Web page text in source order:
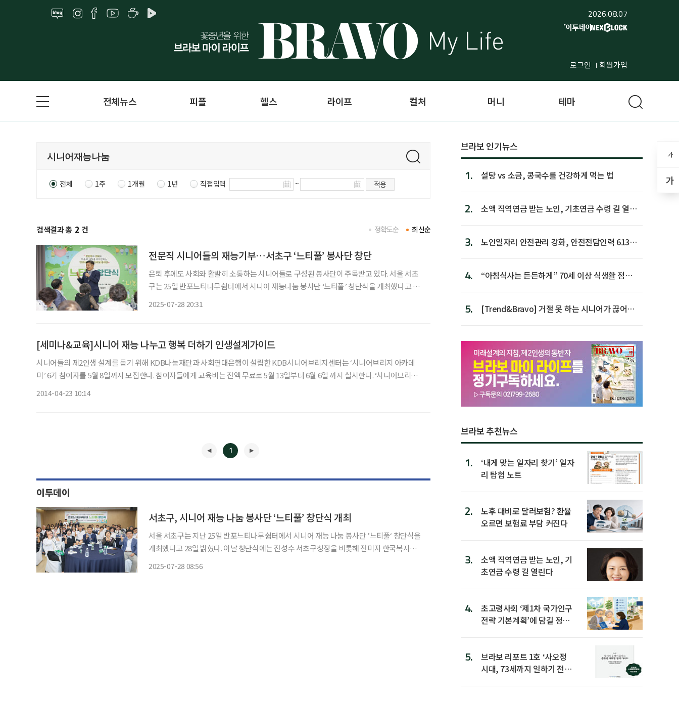
2026.08.07
로그인 회원가입
가
가
전체뉴스 피플 헬스 라이프 컬처 머니 테마
전체 1주 1개월 1년 직접입력 ~ 적용
검색결과 총 2 건 최신순
정확도순
전문직 시니어들의 재능기부…서초구 ‘느티풀’ 봉사단 창단
은퇴 후에도 사회와 활발히 소통하는 시니어들로 구성된 봉사단이 주목받고 있다. 서울 서초
구는 25일 반포느티나무쉼터에서 시니어 재능나눔 봉사단 ‘느티풀’ 창단식을 개최했다고 28
2025-07-28 20:31
[세미나&교육]시니어 재능 나누고 행복 더하기 인생설계가이드
시니어들의 제2인생 설계를 돕기 위해 KDB나눔재단과 사회연대은행이 설립한 KDB시니어브리지센터는 ‘시니어브리지 아카데
미’ 6기 참여자를 5월 8일까지 모집한다. 참여자들에게 교육비는 전액 무료로 5월 13일부터 6월 6일 까지 실시한다. ‘시니어브리지
2014-04-23 10:14
1
이투데이
서초구, 시니어 재능 나눔 봉사단 ‘느티풀’ 창단식 개최
서울 서초구는 지난 25일 반포느티나무쉼터에서 시니어 재능 나눔 봉사단 ’느티풀‘ 창단식을
개최했다고 28일 밝혔다. 이날 창단식에는 전성수 서초구청장을 비롯해 전미자 한국복지환
2025-07-28 08:56
브라보 인기뉴스
1. 설탕 vs 소금, 콩국수를 건강하게 먹는 법
2.
소액 직역연금 받는 노인, 기초연금 수령 길 열린
3.
노인일자리 안전관리 강화, 안전전담인력 613명
4.
“아침식사는 든든하게” 70세 이상 식생활 점수
5.
[Trend&Bravo] 거절 못 하는 시니어가 끊어야
브라보 추천뉴스
1.
‘내게 맞는 일자리 찾기’ 일자
리 탐험 노트
2.
노후 대비로 달러보험? 환율
오르면 보험료 부담 커진다
3.
소액 직역연금 받는 노인, 기
초연금 수령 길 열린다
4.
초고령사회 ‘제1차 국가인구
전략 기본계획’에 담길 정책
5.
브라보 리포트 1호 ‘사오정
시대, 73세까지 일하기 전략’